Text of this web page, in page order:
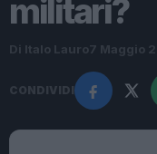
militari?
Di Italo Lauro7 Maggio
CONDIVIDI